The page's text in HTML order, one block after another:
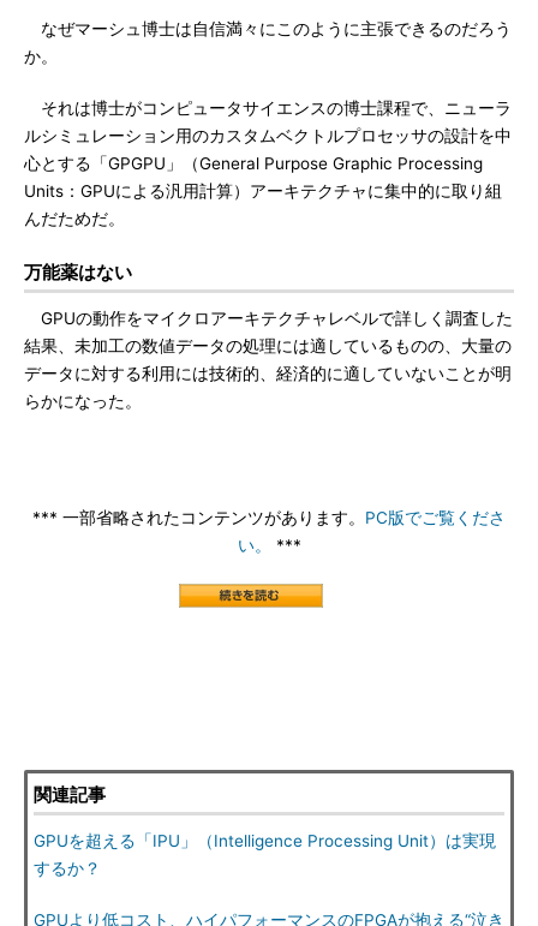
なぜマーシュ博士は自信満々にこのように主張できるのだろう
か。
それは博士がコンピュータサイエンスの博士課程で、ニューラ
ルシミュレーション用のカスタムベクトルプロセッサの設計を中
心とする「GPGPU」（General Purpose Graphic Processing
Units：GPUによる汎用計算）アーキテクチャに集中的に取り組
んだためだ。
万能薬はない
GPUの動作をマイクロアーキテクチャレベルで詳しく調査した
結果、未加工の数値データの処理には適しているものの、大量の
データに対する利用には技術的、経済的に適していないことが明
らかになった。
*** 一部省略されたコンテンツがあります。 PC版でご覧くださ
い。
***
関連記事
GPUを超える「IPU」（Intelligence Processing Unit）は実現
するか？
GPUより低コスト、ハイパフォーマンスのFPGAが抱える“泣き